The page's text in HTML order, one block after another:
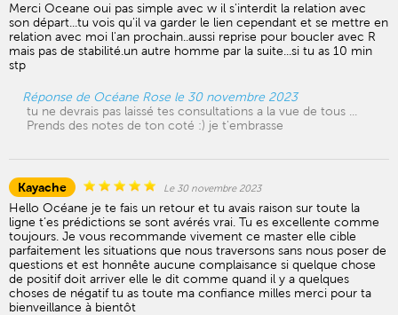
Merci Oceane oui pas simple avec w il s'interdit la relation avec
son départ...tu vois qu'il va garder le lien cependant et se mettre en
relation avec moi l'an prochain..aussi reprise pour boucler avec R
mais pas de stabilité.un autre homme par la suite...si tu as 10 min
stp
Réponse de Océane Rose le 30 novembre 2023
tu ne devrais pas laissé tes consultations a la vue de tous ...
Prends des notes de ton coté :) je t'embrasse
Kayache Le 30 novembre 2023
Hello Océane je te fais un retour et tu avais raison sur toute la
ligne t’es prédictions se sont avérés vrai. Tu es excellente comme
toujours. Je vous recommande vivement ce master elle cible
parfaitement les situations que nous traversons sans nous poser de
questions et est honnête aucune complaisance si quelque chose
de positif doit arriver elle le dit comme quand il y a quelques
choses de négatif tu as toute ma confiance milles merci pour ta
bienveillance à bientôt